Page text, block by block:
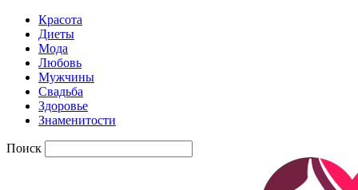
Красота
Диеты
Мода
Любовь
Мужчины
Свадьба
Здоровье
Знаменитости
Поиск